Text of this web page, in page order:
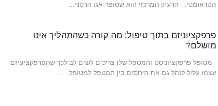
הטראומטי. הרעיון המרכזי הוא שסופר-אגו הרסני…
פרפקציוניזם בתוך טיפול: מה קורה כשהתהליך אינו
מושלם?
מטופל פרפקציוניסט והמטפל שלו צריכים לשים לב לכך שהפרפקציוניזם
עצמו עלול לנהל גם את היחסים בין המטפל למטופל. …